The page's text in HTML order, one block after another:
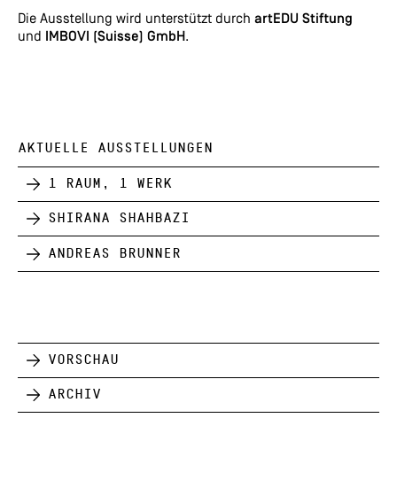
Die Ausstellung wird unterstützt durch artEDU Stiftung
und
IMBOVI (Suisse) GmbH.
AKTUELLE AUSSTELLUNGEN
1 Raum, 1 Werk
Shirana Shahbazi
Andreas Brunner
Vorschau
Archiv